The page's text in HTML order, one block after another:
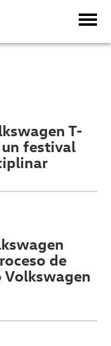
T-
un festival
de